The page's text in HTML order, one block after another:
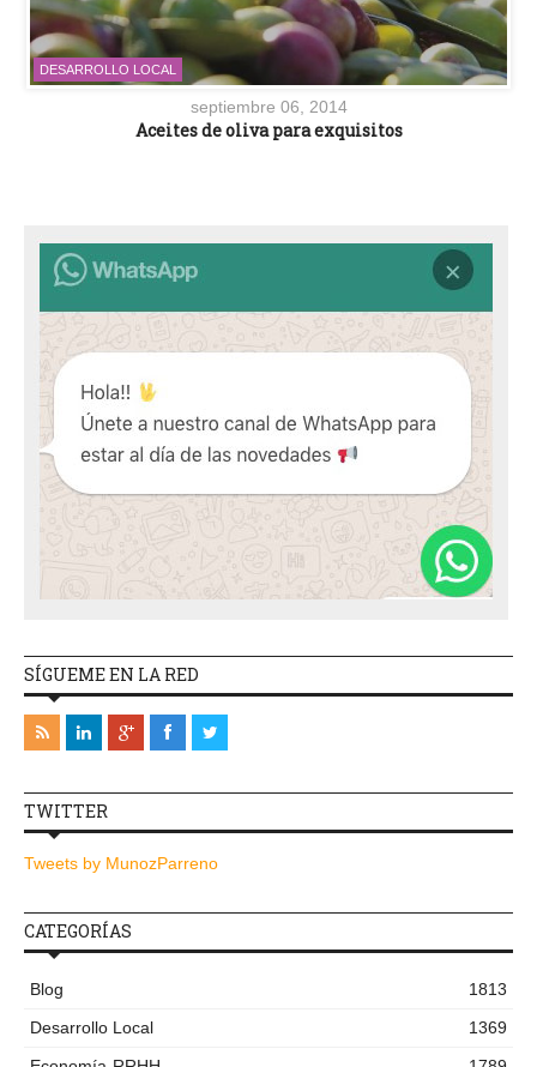
DESARROLLO LOCAL
septiembre 06, 2014
Aceites de oliva para exquisitos
SÍGUEME EN LA RED
TWITTER
Tweets by MunozParreno
CATEGORÍAS
Blog
1813
Desarrollo Local
1369